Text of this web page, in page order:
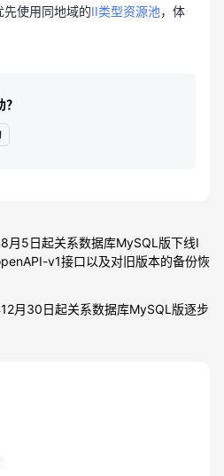
使用同地域的II类型资源池，体
月5日起关系数据库MySQL版下线I
v1接口以及对旧版本的备份恢
月30日起关系数据库MySQL版逐步